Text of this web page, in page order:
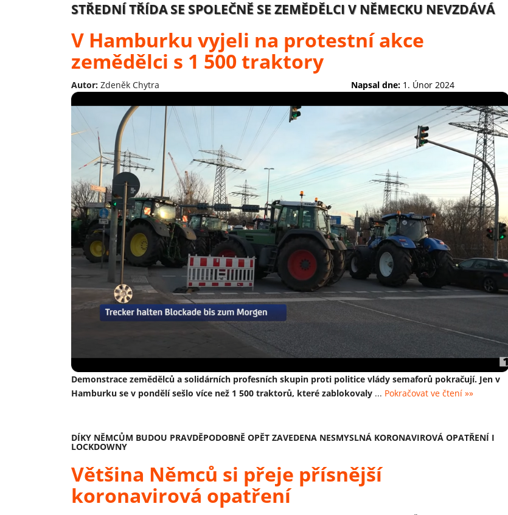
STŘEDNÍ TŘÍDA SE SPOLEČNĚ SE ZEMĚDĚLCI V NĚMECKU NEVZDÁVÁ
V Hamburku vyjeli na protestní akce
zemědělci s 1 500 traktory
Autor: Zdeněk Chytra Napsal dne: 1. Únor 2024
Demonstrace zemědělců a solidárních profesních skupin proti politice vlády semaforů pokračují. Jen v
Hamburku se v pondělí sešlo více než 1 500 traktorů, které zablokovaly ... Pokračovat ve čtení »»
DÍKY NĚMCŮM BUDOU PRAVDĚPODOBNĚ OPĚT ZAVEDENA NESMYSLNÁ KORONAVIROVÁ OPATŘENÍ I
LOCKDOWNY
Většina Němců si přeje přísnější
koronavirová opatření